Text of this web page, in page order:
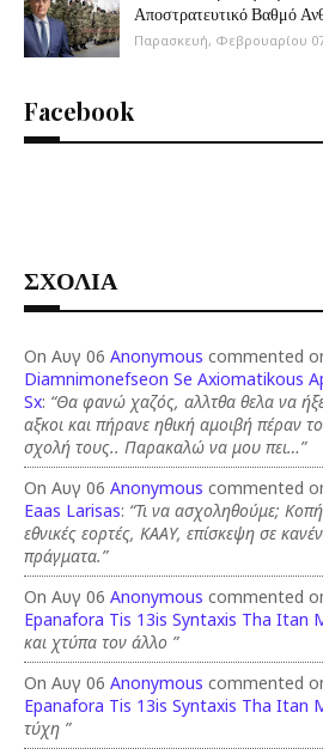
Αποστρατευτικό Βαθμό
Παρασκευή, Φεβρουαρίου
Facebook
ΣΧΟΛΙΑ
On Αυγ 06 Anonymous commented
Diamnimonefseon Se Axiomatikous
Sx: “Θα φανώ χαζός, αλλτθα θελα να
αξκοι και πήρανε ηθική αμοιβή πέραν
σχολή τους.. Παρακαλώ να μου πει…”
On Αυγ 06 Anonymous commented
Eaas Larisas: “Τι να ασχοληθούμε;
εθνικές εορτές, ΚΑΑΥ, επίσκεψη σε
πράγματα.”
On Αυγ 06 Anonymous commented
Epanafora Tis 13is Syntaxis Tha Itan
και χτύπα τον άλλο ”
On Αυγ 06 Anonymous commented
Epanafora Tis 13is Syntaxis Tha Itan
τύχη ”